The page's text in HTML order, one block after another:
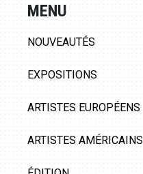
MENU
NOUVEAUTÉS
EXPOSITIONS
ARTISTES EUROPÉENS
ARTISTES AMÉRICAINS